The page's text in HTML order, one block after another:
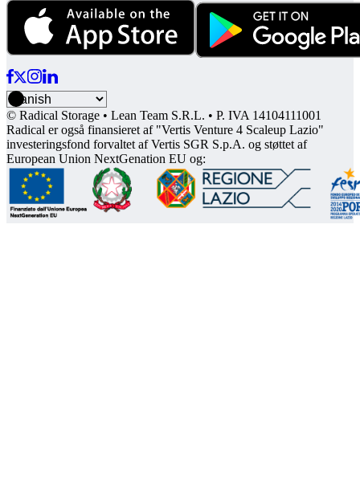
© Radical Storage • Lean Team S.R.L. • P. IVA 14104111001
Radical er også finansieret af "Vertis Venture 4 Scaleup Lazio"
investeringsfond forvaltet af Vertis SGR S.p.A. og støttet af
European Union NextGenation EU og: